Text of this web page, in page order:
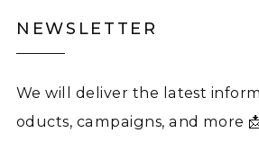
NEWSLETTER
We will deliver the latest
oducts, campaigns, and more